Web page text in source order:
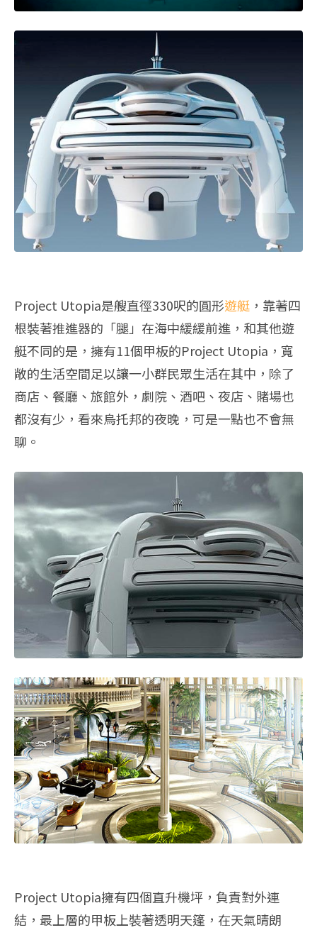
Project Utopia是艘直徑330呎的圓形遊艇 ，靠著四
根裝著推進器的「腿」在海中緩緩前進，和其他遊
艇不同的是，擁有11個甲板的Project Utopia，寬
敞的生活空間足以讓一小群民眾生活在其中，除了
商店、餐廳、旅館外，劇院、酒吧、夜店、賭場也
都沒有少，看來烏托邦的夜晚，可是一點也不會無
聊。
Project Utopia擁有四個直升機坪，負責對外連
結，最上層的甲板上裝著透明天篷，在天氣晴朗